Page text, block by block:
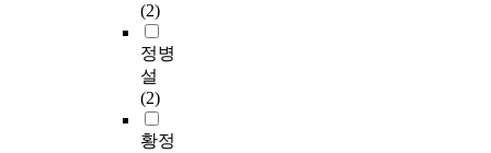
(2)
정병
설
(2)
황정